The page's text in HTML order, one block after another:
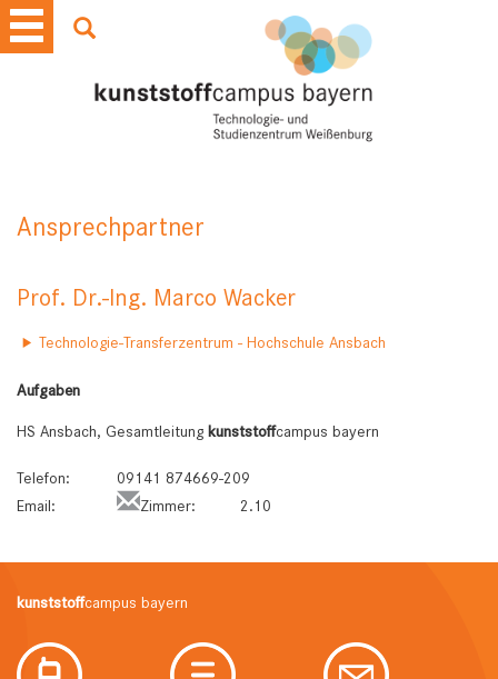
Ansprechpartner
Prof. Dr.-Ing. Marco Wacker
Technologie-Transferzentrum - Hochschule Ansbach
Aufgaben
HS Ansbach, Gesamtleitung kunststoffcampus bayern
Telefon:
09141 874669-209
Email:
Zimmer: 2.10
kunststoffcampus bayern